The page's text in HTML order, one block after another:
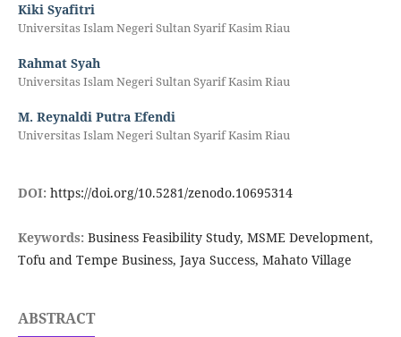
Kiki Syafitri
Universitas Islam Negeri Sultan Syarif Kasim Riau
Rahmat Syah
Universitas Islam Negeri Sultan Syarif Kasim Riau
M. Reynaldi Putra Efendi
Universitas Islam Negeri Sultan Syarif Kasim Riau
DOI: https://doi.org/10.5281/zenodo.10695314
Keywords: Business Feasibility Study, MSME Development,
Tofu and Tempe Business, Jaya Success, Mahato Village
ABSTRACT